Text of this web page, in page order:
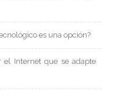
es una opción?
el Internet que se adapte